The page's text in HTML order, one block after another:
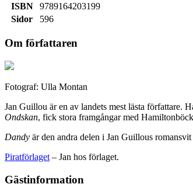
ISBN
9789164203199
Sidor
596
Om författaren
Fotograf: Ulla Montan
Jan Guillou är en av landets mest lästa författare.
Ondskan, fick stora framgångar med
Dandy är den andra delen i Jan Guillous
Piratförlaget – Jan hos förlaget.
Gästinformation